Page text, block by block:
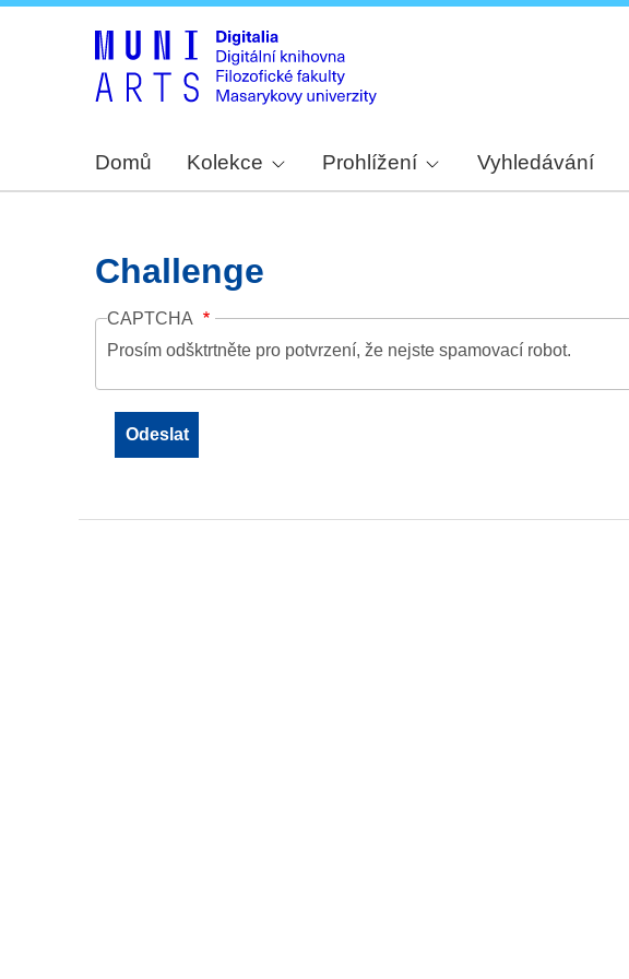
Domů Kolekce Prohlížení Vyhledávání
Challenge
CAPTCHA
Prosím odšktrtněte pro potvrzení, že nejste spamovací robot.